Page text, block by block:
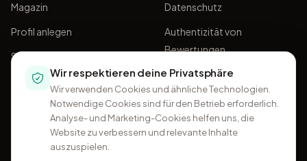
Magazin
Profil anlegen
Sponsoring
Datenschutz
Authentizität von
Bewertungen
AGB
Wir respektieren deine Privatsphäre
Wir verwenden Cookies und ähnliche Technologien.
Notwendige Cookies sind für den Betrieb erforderlich.
Analyse- und Marketing-Cookies helfen uns, die
Website zu verbessern und relevante Inhalte
auszuspielen.